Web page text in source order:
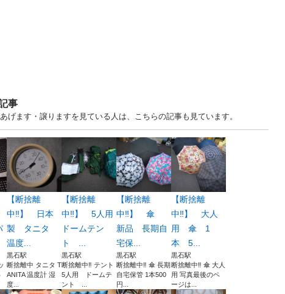
事
げます・譲りますを見ている人は、こちらの記事も見ています。
【断捨離
中‼️】 日本
製 タニタ
温度...
黒石駅
断捨離中 タニタ T
ANITA 温度計 湿
度...
【断捨離
中‼️】 5人用
ドームテン
ト ...
黒石駅
断捨離中‼️ テント
5人用 ドームテ
ント ...
【断捨離
中‼️】 傘
新品 長期自
宅保...
黒石駅
断捨離中‼️ 傘 長期
自宅保管 1本500
円...
【断捨離
中‼️】 大人
用 傘 1
本 5...
黒石駅
断捨離中‼️ 傘 大人
用 写真最後のペ
ージは...